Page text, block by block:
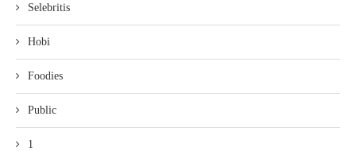
Selebritis
Hobi
Foodies
Public
1